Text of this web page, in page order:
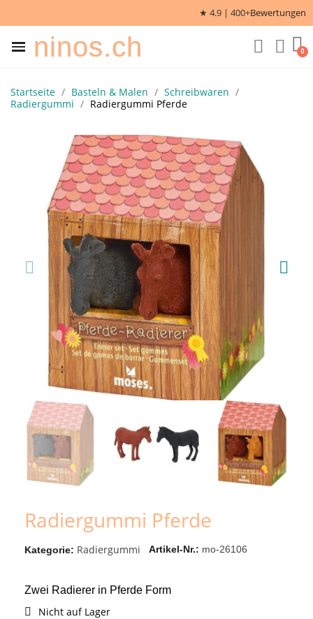
★ 4.9 | 400+Bewertungen
ninos.ch
Startseite Basteln & Malen
Schreibwaren
Radiergummi
Radiergummi Pferde
Radiergummi Pferde
Kategorie Radiergummi Artikel-Nr. mo-26106
Zwei Radierer in Pferde Form
Nicht auf Lager